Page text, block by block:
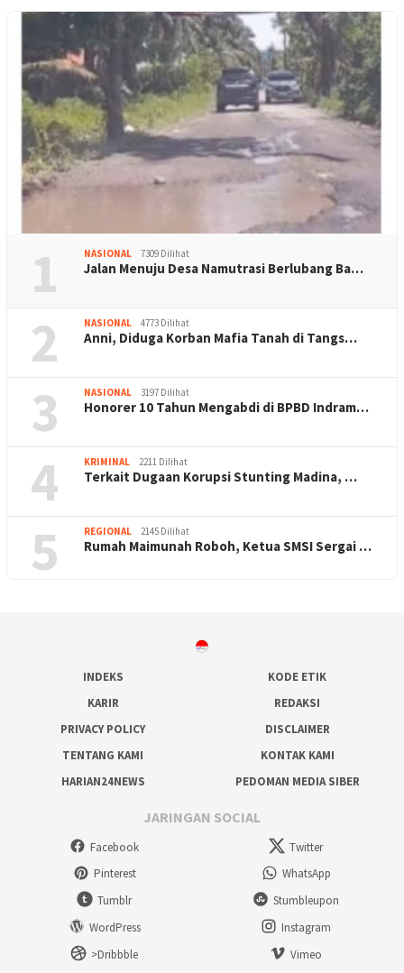
1 NASIONAL 7309 Dilihat
Jalan Menuju Desa Namutrasi Berlubang Ba…
2 NASIONAL 4773 Dilihat
Anni, Diduga Korban Mafia Tanah di Tangs…
3 NASIONAL 3197 Dilihat
Honorer 10 Tahun Mengabdi di BPBD Indram…
4 KRIMINAL 2211 Dilihat
Terkait Dugaan Korupsi Stunting Madina, …
5 REGIONAL 2145 Dilihat
Rumah Maimunah Roboh, Ketua SMSI Sergai …
INDEKS
KODE ETIK
KARIR
REDAKSI
PRIVACY POLICY
DISCLAIMER
TENTANG KAMI
KONTAK KAMI
HARIAN24NEWS
PEDOMAN MEDIA SIBER
JARINGAN SOCIAL
Facebook
Twitter
Pinterest
WhatsApp
Tumblr
Stumbleupon
WordPress
Instagram
>Dribbble
Vimeo